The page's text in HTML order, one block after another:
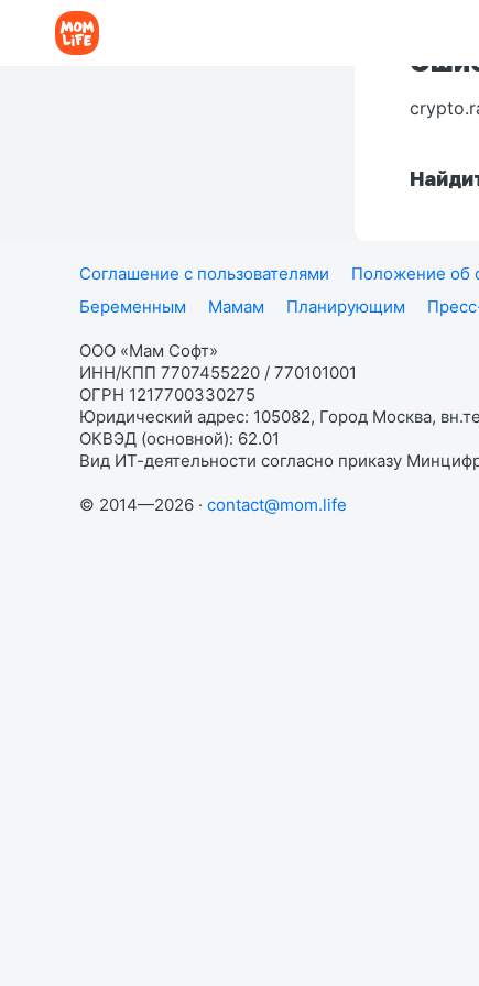
Соглашение с пользователями Положение об
Беременным
Мамам Планирующим
ООО «Мам Софт»
ИНН/КПП 7707455220 / 770101001
ОГРН 1217700330275
Юридический адрес: 105082, Город Москва,
ОКВЭД (основной): 62.01
Вид ИТ-деятельности согласно приказу
© 2014—2026 · contact@mom.life